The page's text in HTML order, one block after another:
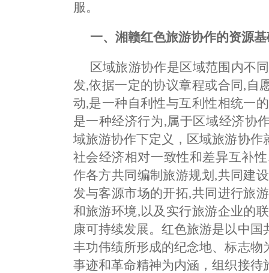
服。
一、湘赣红色旅游协作的资源
区域旅游协作是区域范围内不
发,依据一定的协议章程或合同,自
动,是一种自利性与互利性相统一
是一种经济行为,属于区域经济协
域旅游协作下定义，区域旅游协
社会经济相对一致性和差异互补
作各方共同编制旅游规划,共同建
发与客源市场的开拓,共同进行旅
和旅游环境,以及实行旅游企业的
康可持续发展。红色旅游是以中
丰功伟绩所形成的纪念地、标志
事迹和革命精神为内涵，组织接